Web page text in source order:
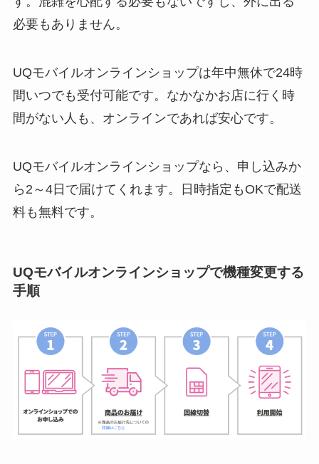
必要もありません。
UQモバイルオンラインショップは年中無休で24時
間いつでも受付可能です。なかなかお店に行く時
間がない人も、オンラインであれば安心です。
UQモバイルオンラインショップなら、申し込みか
ら2～4日で届けてくれます。日時指定もOKで配送
料も無料です。
UQモバイルオンラインショップで機種変更する
手順